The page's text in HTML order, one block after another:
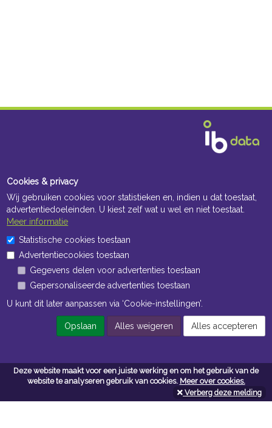
Deze website maakt voor een juiste werking en om het gebruik van de
website te analyseren gebruik van cookies. Meer over cookies.
Verberg deze melding
Openingstijden Kantoor
Openingstijden Magazijn
Navigatie
Algemene voorwaarden
Privacy
Cookies & privacy
Wij gebruiken cookies voor statistieken en, indien u dat toestaat,
advertentiedoeleinden. U kiest zelf wat u wel en niet toestaat.
Meer informatie
Statistische cookies toestaan
Advertentiecookies toestaan
Gegevens delen voor advertenties toestaan
Gepersonaliseerde advertenties toestaan
U kunt dit later aanpassen via ‘Cookie-instellingen’.
Opslaan Alles weigeren Alles accepteren